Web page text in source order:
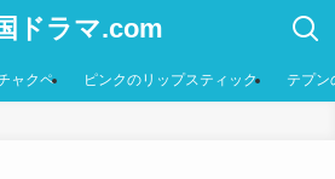
ドラマ.com
ャクペ ピンクのリップスティック テプン